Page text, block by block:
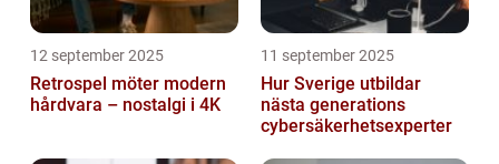
12 september 2025
Retrospel möter modern
hårdvara – nostalgi i 4K
11 september 2025
Hur Sverige utbildar
nästa generations
cybersäkerhetsexperter